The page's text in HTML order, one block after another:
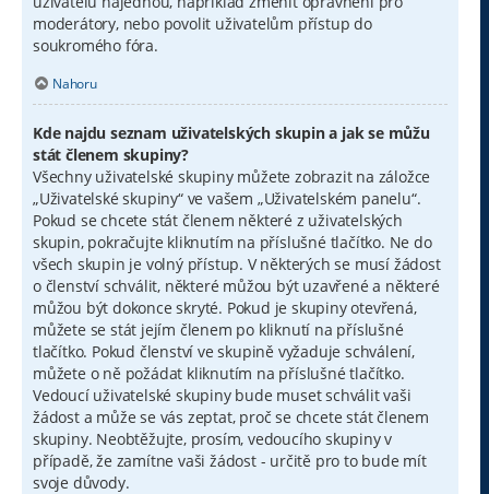
moderátory, nebo povolit uživatelům přístup do
soukromého fóra.
Nahoru
Kde najdu seznam uživatelských skupin a jak se můžu
stát členem skupiny?
Všechny uživatelské skupiny můžete zobrazit na záložce
„Uživatelské skupiny“ ve vašem „Uživatelském panelu“.
Pokud se chcete stát členem některé z uživatelských
skupin, pokračujte kliknutím na příslušné tlačítko. Ne do
všech skupin je volný přístup. V některých se musí žádost
o členství schválit, některé můžou být uzavřené a některé
můžou být dokonce skryté. Pokud je skupiny otevřená,
můžete se stát jejím členem po kliknutí na příslušné
tlačítko. Pokud členství ve skupině vyžaduje schválení,
můžete o ně požádat kliknutím na příslušné tlačítko.
Vedoucí uživatelské skupiny bude muset schválit vaši
žádost a může se vás zeptat, proč se chcete stát členem
skupiny. Neobtěžujte, prosím, vedoucího skupiny v
případě, že zamítne vaši žádost - určitě pro to bude mít
svoje důvody.